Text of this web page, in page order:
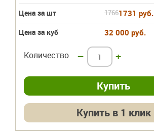
Цена за шт
17661731 руб.
Цена за куб 32 000 руб.
Количество – +
Купить в 1 клик